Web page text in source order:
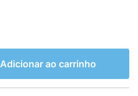
Adicionar ao carrinho